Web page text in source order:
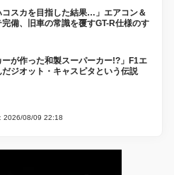
コスカを目指した結果…」エアコン＆
備、旧車の常識を覆すGT-R仕様のす
ーが作った和製スーパーカー!?」F1エ
だジオット・キャスピタという伝説
2026/08/09 22:18